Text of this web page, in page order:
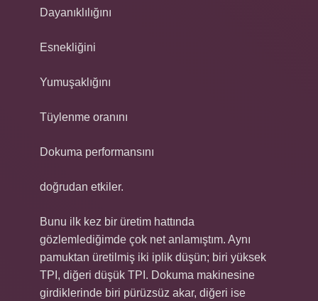
Dayanıklılığını
Esnekliğini
Yumuşaklığını
Tüylenme oranını
Dokuma performansını
doğrudan etkiler.
Bunu ilk kez bir üretim hattında
gözlemlediğimde çok net anlamıştım. Aynı
pamuktan üretilmiş iki iplik düşün; biri yüksek
TPI, diğeri düşük TPI. Dokuma makinesine
girdiklerinde biri pürüzsüz akar, diğeri ise